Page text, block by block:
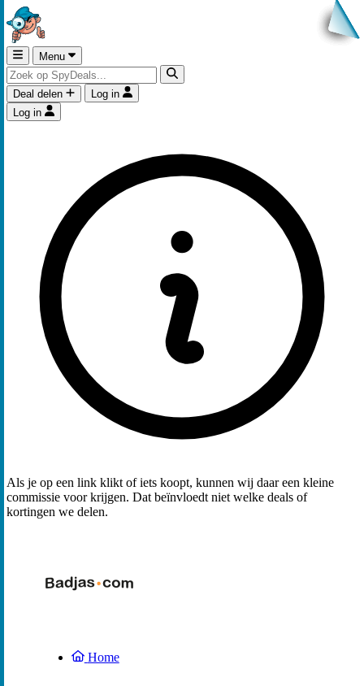
Menu
Deal delen
Log in
Log in
Als je op een link klikt of iets koopt, kunnen wij daar een kleine
commissie voor krijgen. Dat beïnvloedt niet welke deals of
kortingen we delen.
Home